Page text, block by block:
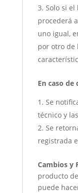
Solo si
procederá
uno igual,
por otro de
En caso de
Se
técnico y
Se
registrada
Cambios y
producto
puede